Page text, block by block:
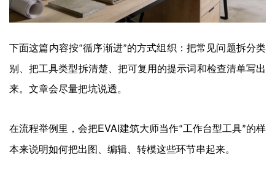
联系我们
下面这篇内容按“循序渐进”的方式组织：把常见问题拆分类
别、把工具类型拆清楚、把可复用的提示词和检查清单写出
来。文章会尽量把坑说透。
在流程举例里，会把EVAI建筑大师当作“工作台型工具”的样
本来说明如何把出图、编辑、转模这些环节串起来。